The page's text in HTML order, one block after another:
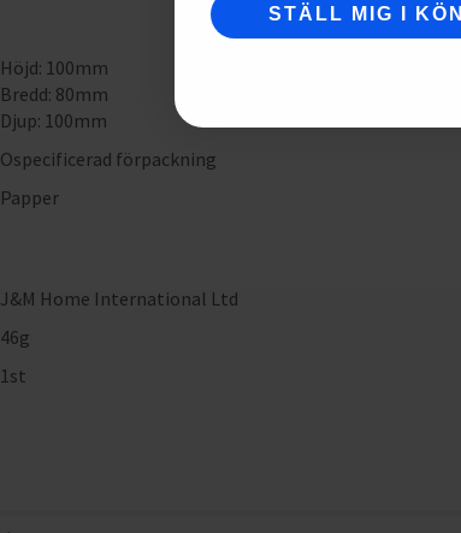
Höjd: 100mm
Bredd: 80mm
Djup: 100mm
Ospecificerad förpackning
Papper
J&M Home International Ltd
46g
1st
STÄLL MIG I KÖN